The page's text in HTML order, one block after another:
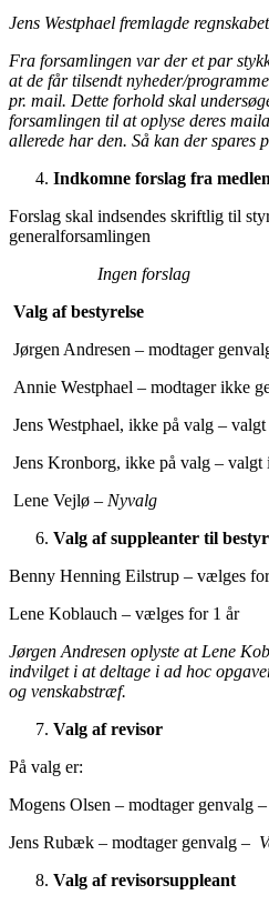
Jens Westphael fremlagde regnskabet
Fra forsamlingen var der et par
at de får tilsendt nyheder/
pr. mail. Dette forhold skal
forsamlingen til at oplyse deres
allerede har den. Så kan der spares
Indkomne forslag fra
Forslag skal indsendes skriftlig til
generalforsamlingen
Ingen forslag
Valg af bestyrelse
Jørgen Andresen – modtager
Annie Westphael – modtager ikke
Jens Westphael, ikke på valg –
Jens Kronborg, ikke på valg – valgt
Lene Vejlø – Nyvalg
Valg af suppleanter til
Benny Henning Eilstrup – vælges
Lene Koblauch – vælges for 1 år
Jørgen Andresen oplyste at Lene
indvilget i at deltage i ad hoc
og venskabstræf.
Valg af revisor
På valg er:
Mogens Olsen – modtager genvalg –
Jens Rubæk – modtager genvalg –
Valg af revisorsuppleant